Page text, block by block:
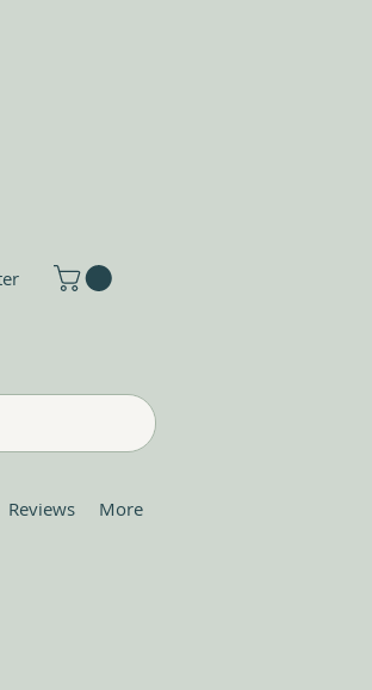
Reviews More